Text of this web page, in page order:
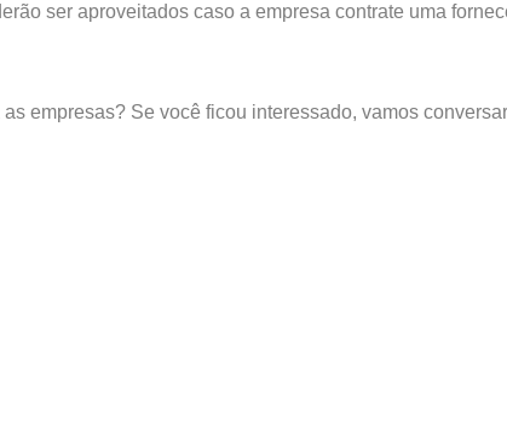
ser aproveitados caso a empresa contrate uma
empresas? Se você ficou interessado, vamos